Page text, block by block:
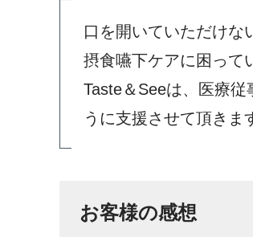
口を開いていただけな
摂食嚥下ケアに困って
Taste＆Seeは、医療従
うに支援させて頂きま
お客様の感想